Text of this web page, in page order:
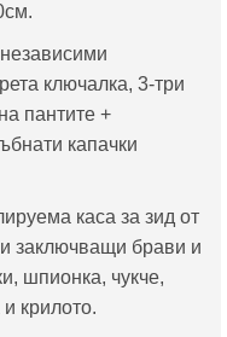
ключалка, 3-три
пантите +
капачки
каса за зид от
заключващи брави и
шпионка, чукче,
крилото.